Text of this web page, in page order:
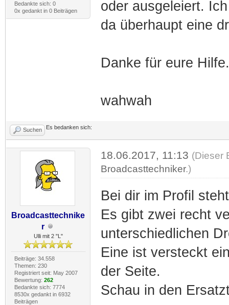
Bedankte sich: 0
0x gedankt in 0 Beiträgen
oder ausgeleiert.
da überhaupt eine
Danke für eure Hilfe.
wahwah
Suchen Es bedanken sich:
Broadcasttechnike
r
Ulli mit 2 "L"
Beiträge: 34.558
Themen: 230
Registriert seit: May 2007
Bewertung: 262
Bedankte sich: 7774
8530x gedankt in 6932
Beiträgen
18.06.2017, 11:13 (Dieser
Broadcasttechniker.)
Bei dir im Profil
Es gibt zwei recht
unterschiedlichen
Eine ist versteckt
der Seite.
Schau in den